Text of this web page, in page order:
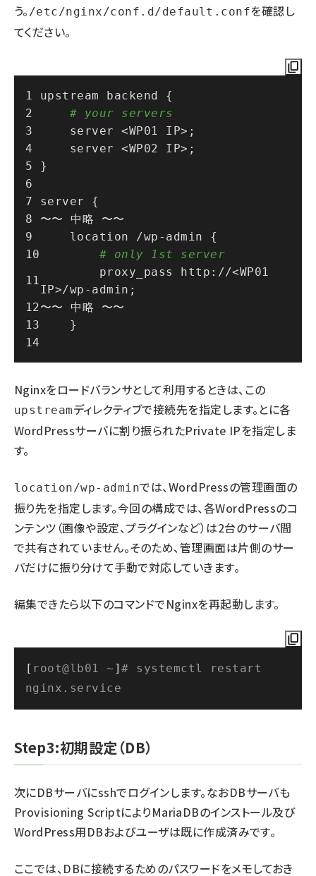
う。 /etc/nginx/conf.d/default.confを確認し
てください。
upstream backend {
# your servers
    server <WP01 IP>;
    server <WP02 IP>;
}
server {
〜〜 中略 〜〜
    location /wp-admin {
# only 1st server
IP>/wp-admin;
〜〜 中略 〜〜
    }
Nginxをロードバランサとして利用するときは、この
upstreamディレクティブで接続先を指定します。 とに各
WordPressサーバに割り振られたPrivate IPを指定しま
す。
location/wp-adminでは、WordPressの管理画面の
振り先を指定します。今回の構成では、各WordPressのコ
ンテンツ（画像や設定、プラグインなど）は2台のサーバ間
で共有されていません。そのため、管理画面は片側のサー
バだけに振り分けて手動で対応していきます。
編集できたら以下のコマンドでNginxを再起動します。
[ root@lb01 ~ ]# systemctl restart
nginx.service
Step3:初期設定（DB）
次にDBサーバにsshでログインします。なおDBサーバも
Provisioning ScriptによりMariaDBのインストール及び
WordPress用DBおよびユーザは既に作成済みです。
ここでは、DBに接続するためのパスワードをメモしておき